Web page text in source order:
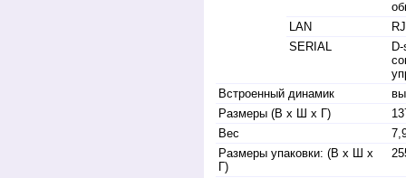
LAN
SERIAL
Встроенный динамик
Размеры (В x Ш x Г)
Вес
Размеры упаковки: (В x Ш x
Г)